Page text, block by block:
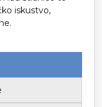
iskustvo,